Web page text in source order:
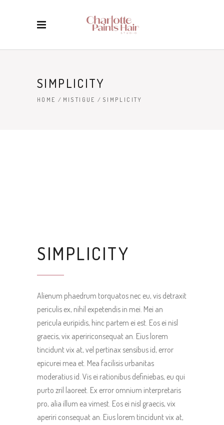
SIMPLICITY
HOME / MISTIGUE / SIMPLICITY
SIMPLICITY
Alienum phaedrum torquatos nec eu, vis detraxit
periculis ex, nihil expetendis in mei. Mei an
pericula euripidis, hinc partem ei est. Eos ei nisl
graecis, vix apeririconsequat an. Eius lorem
tincidunt vix at, vel pertinax sensibus id, error
epicurei mea et. Mea facilisis urbanitas
moderatius id. Vis ei rationibus definiebas, eu qui
purto zril laoreet. Ex error omnium interpretaris
pro, alia illum ea vimest. Eos ei nisl graecis, vix
aperiri consequat an. Eius lorem tincidunt vix at,